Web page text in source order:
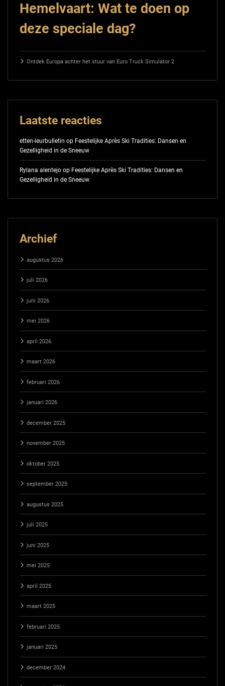
Hemelvaart: Wat te doen op
deze speciale dag?
Ontdek Europa achter het stuur van Euro Truck Simulator 2
Laatste reacties
etten-leurbulletin op Feestelijke Après Ski Tradities: Dansen en
Gezelligheid in de Sneeuw
Rylana alentejoop Feestelijke Après Ski Tradities: Dansen en
Gezelligheid in de Sneeuw
Archief
augustus 2026
juli 2026
juni 2026
mei 2026
april 2026
maart 2026
februari 2026
januari 2026
december 2025
november 2025
oktober 2025
september 2025
augustus 2025
juli 2025
juni 2025
mei 2025
april 2025
maart 2025
februari 2025
januari 2025
december 2024